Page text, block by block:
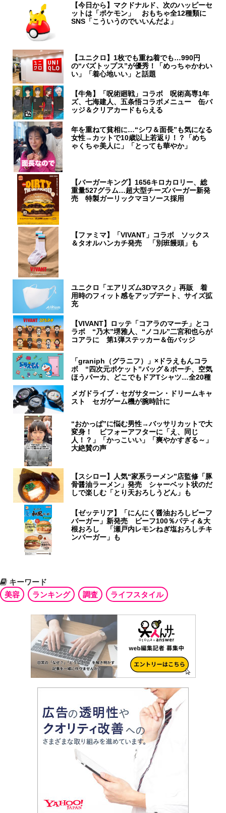
【今日から】マクドナルド、次のハッピーセ
ットは「ポケモン」 おもちゃ全12種類に
SNS「こういうのでいいんだよ」
【ユニクロ】1枚でも重ね着でも…990円
の“バズトップス”が優秀！「めっちゃかわい
い」「着心地いい」と話題
【牛角】「呪術廻戦」コラボ 呪術高専1年
ズ、七海建人、五条悟コラボメニュー 缶バ
ッジ＆クリアカードもらえる
年を重ねて貧相に…“シワ＆面長”も気になる
女性→カットで10歳以上若返り！？「めち
ゃくちゃ美人に」「とっても華やか」
【バーガーキング】1656キロカロリー、総
重量527グラム…超大型チーズバーガー新発
売 特製ガーリックマヨソース採用
【ファミマ】「VIVANT」コラボ ソックス
＆タオルハンカチ発売 「別班饅頭」も
ユニクロ「エアリズム3Dマスク」再販 着
用時のフィット感をアップデート、サイズ拡
充
【VIVANT】ロッテ「コアラのマーチ」とコ
ラボ “乃木”堺雅人、“ノコル”二宮和也らが
コアラに 第1弾ステッカー＆缶バッジ
「graniph（グラニフ）」×ドラえもんコラ
ボ “四次元ポケット”バッグ＆ポーチ、空気
ほうパーカ、どこでもドアTシャツ…全20種
メガドライブ・セガサターン・ドリームキャ
スト セガゲーム機が腕時計に
“おかっぱ”に悩む男性→バッサリカットで大
変身！ ビフォーアフターに「え、同じ
人！？」「かっこいい」「爽やかすぎる～」
大絶賛の声
【スシロー】人気“家系ラーメン”店監修「豚
骨醤油ラーメン」発売 シャーベット状のだ
しで楽しむ「とり天おろしうどん」も
【ゼッテリア】「にんにく醤油おろしビーフ
バーガー」新発売 ビーフ100％パティ＆大
根おろし 「瀬戸内レモンねぎ塩おろしチキ
ンバーガー」も
キーワード
美容
ランキング 調査 ライフスタイル